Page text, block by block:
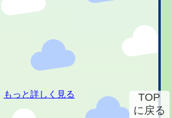
もっと詳しく見る
TOP
に戻る